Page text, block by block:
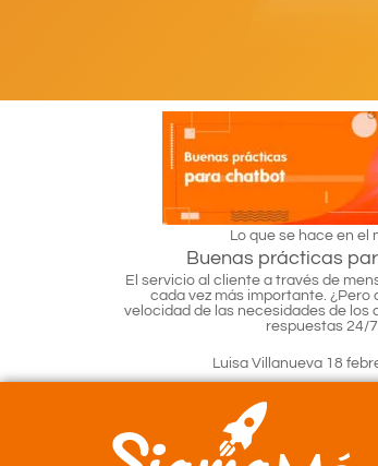
Lo que se hace en el
Buenas prácticas
El servicio al cliente a través de
cada vez más importante. ¿Pero
velocidad de las necesidades de los
respuestas 24/
Luisa Villanueva 18